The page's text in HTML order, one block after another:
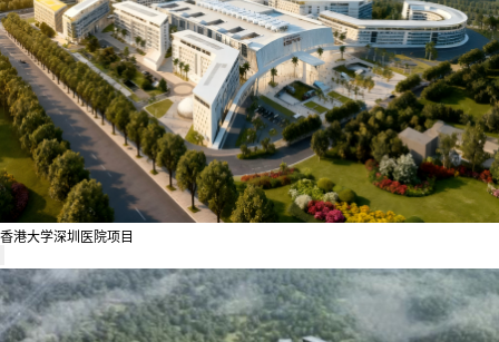
香港大学深圳医院项目